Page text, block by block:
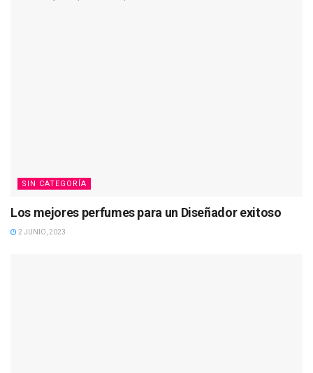
SIN CATEGORÍA
Los mejores perfumes para un Diseñador exitoso
2 JUNIO, 2023